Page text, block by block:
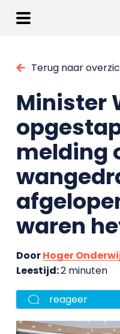
Terug naar
Minister
melding
waren
DoorHoger
Leestijd:2 minuten
reageer